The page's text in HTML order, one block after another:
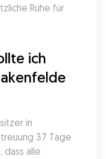
Ruhe für
ich
in
37 Tage
dass alle